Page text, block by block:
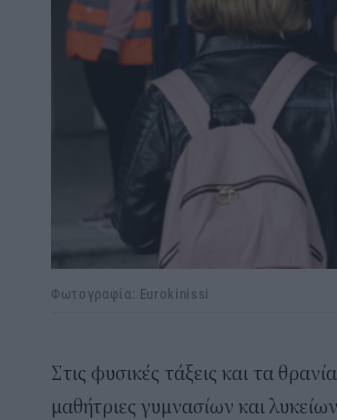
Φωτογραφία: Eurokinissi
Στις φυσικές τάξεις και τα
μαθήτριες γυμνασίων και